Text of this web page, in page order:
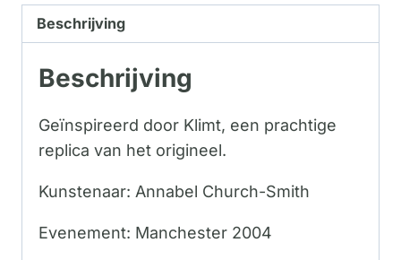
Beschrijving
Beschrijving
Geïnspireerd door Klimt, een prachtige
replica van het origineel.
Kunstenaar: Annabel Church-Smith
Evenement: Manchester 2004